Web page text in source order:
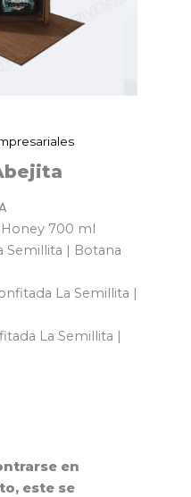
Honey 700 ml
Semillita | Botana
La Semillita |
La Semillita |
en
este se